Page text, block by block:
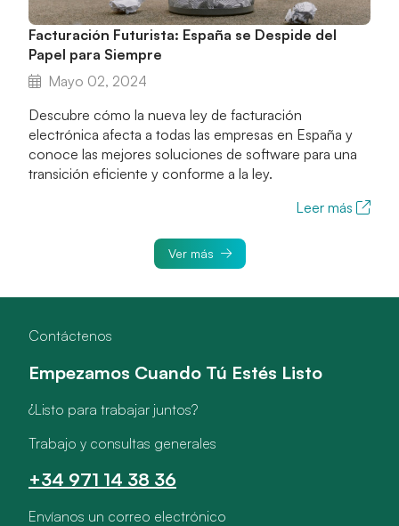
Facturación Futurista: España se Despide del
Papel para Siempre
Mayo 02, 2024
Descubre cómo la nueva ley de facturación
electrónica afecta a todas las empresas en España y
conoce las mejores soluciones de software para una
transición eficiente y conforme a la ley.
Leer más
Ver más
Contáctenos
Empezamos Cuando Tú Estés Listo
¿Listo para trabajar juntos?
Trabajo y consultas generales
+34 971 14 38 36
Envíanos un correo electrónico